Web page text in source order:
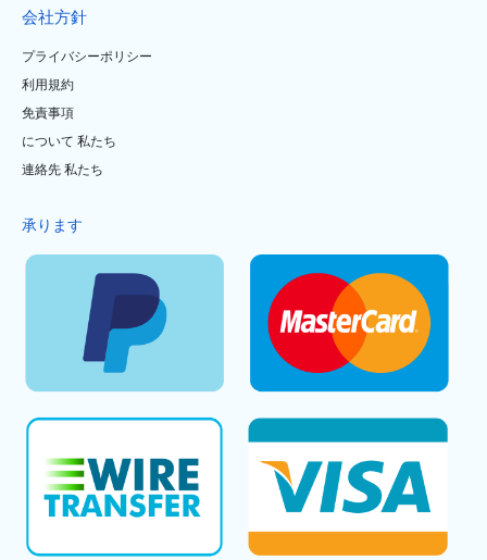
会社方針
プライバシーポリシー
利用規約
免責事項
について 私たち
連絡先 私たち
承ります